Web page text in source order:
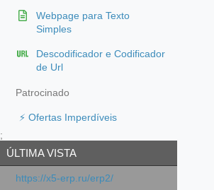
Webpage para Texto
Simples
Descodificador e Codificador
de Url
Patrocinado
⚡ Ofertas Imperdíveis
;
ÚLTIMA VISTA
https://x5-erp.ru/erp2/